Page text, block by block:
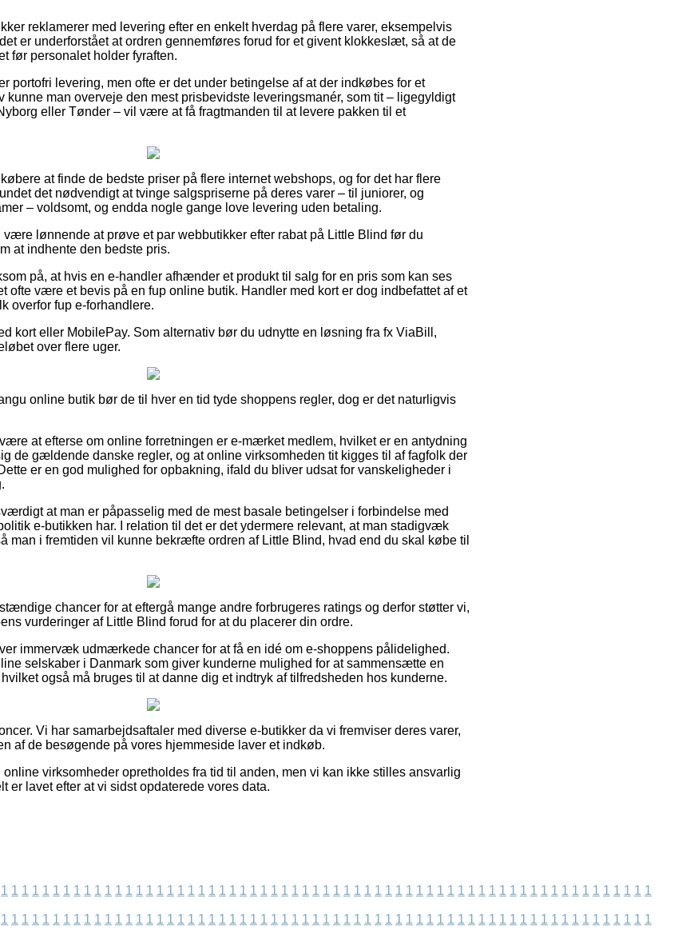
reklamerer med levering efter en enkelt hverdag på flere varer, eksempelvis
er underforstået at ordren gennemføres forud for et givent klokkeslæt, så at de
før personalet holder fyraften.
portofri levering, men ofte er det under betingelse af at der indkøbes for et
kunne man overveje den mest prisbevidste leveringsmanér, som tit – ligegyldigt
eller Tønder – vil være at få fragtmanden til at levere pakken til et
at finde de bedste priser på flere internet webshops, og for det har flere
det nødvendigt at tvinge salgspriserne på deres varer – til juniorer, og
– voldsomt, og endda nogle gange love levering uden betaling.
lønnende at prøve et par webbutikker efter rabat på Little Blind før du
at indhente den bedste pris.
på, at hvis en e-handler afhænder et produkt til salg for en pris som kan ses
ofte være et bevis på en fup online butik. Handler med kort er dog indbefattet af et
overfor fup e-forhandlere.
kort eller MobilePay. Som alternativ bør du udnytte en løsning fra fx ViaBill,
over flere uger.
online butik bør de til hver en tid tyde shoppens regler, dog er det naturligvis
at efterse om online forretningen er e-mærket medlem, hvilket er en antydning
de gældende danske regler, og at online virksomheden tit kigges til af fagfolk der
er en god mulighed for opbakning, ifald du bliver udsat for vanskeligheder i
at man er påpasselig med de mest basale betingelser i forbindelse med
e-butikken har. I relation til det er det ydermere relevant, at man stadigvæk
man i fremtiden vil kunne bekræfte ordren af Little Blind, hvad end du skal købe til
chancer for at eftergå mange andre forbrugeres ratings og derfor støtter vi,
vurderinger af Little Blind forud for at du placerer din ordre.
immervæk udmærkede chancer for at få en idé om e-shoppens pålidelighed.
selskaber i Danmark som giver kunderne mulighed for at sammensætte en
også må bruges til at danne dig et indtryk af tilfredsheden hos kunderne.
Vi har samarbejdsaftaler med diverse e-butikker da vi fremviser deres varer,
af de besøgende på vores hjemmeside laver et indkøb.
virksomheder opretholdes fra tid til anden, men vi kan ikke stilles ansvarlig
er lavet efter at vi sidst opdaterede vores data.
1 1 1 1 1 1 1 1 1 1 1 1 1 1 1 1 1 1 1 1 1 1 1 1 1 1 1 1 1 1 1 1 1 1 1 1 1 1 1 1 1 1 1 1 1 1 1 1 1 1 1 1 1 1 1 1 1 1 1 1 1 1 1
1 1 1 1 1 1 1 1 1 1 1 1 1 1 1 1 1 1 1 1 1 1 1 1 1 1 1 1 1 1 1 1 1 1 1 1 1 1 1 1 1 1 1 1 1 1 1 1 1 1 1 1 1 1 1 1 1 1 1 1 1 1 1